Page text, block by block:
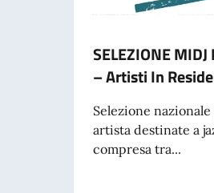
SELEZIONE MIDJ
– Artisti In
Selezione
artista destinate a
compresa tra...